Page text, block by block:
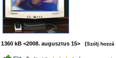
1360 kB <2008. augusztus 15> (Szólj